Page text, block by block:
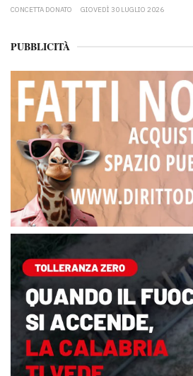
CONCETTA DONATO GIOVEDÌ 30 LUGLIO 2026
PUBBLICITÀ